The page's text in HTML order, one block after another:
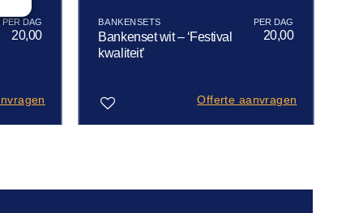
20,00
BANKENSETS
Bankenset wit – ‘Festival
kwaliteit’
20,00
Offerte aanvragen